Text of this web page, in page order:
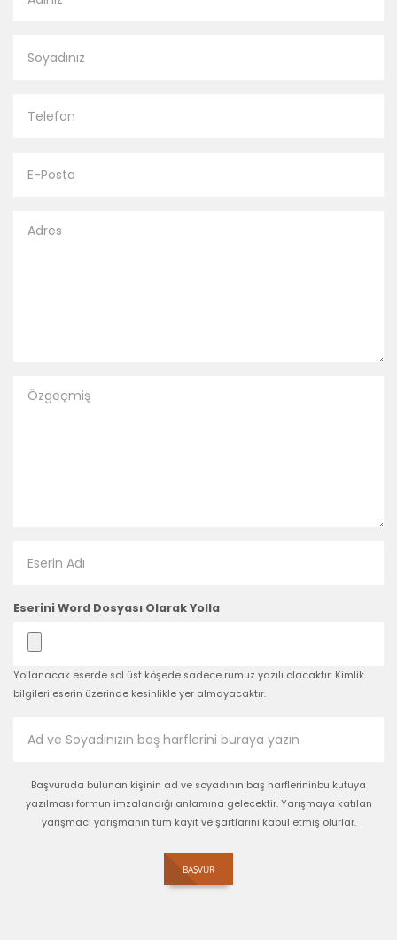
Eserini Word Dosyası Olarak Yolla
Yollanacak eserde sol üst köşede sadece rumuz yazılı olacaktır. Kimlik
bilgileri eserin üzerinde kesinlikle yer almayacaktır.
Başvuruda bulunan kişinin ad ve soyadının baş harflerininbu kutuya
yazılması formun imzalandığı anlamına gelecektir. Yarışmaya katılan
yarışmacı yarışmanın tüm kayıt ve şartlarını kabul etmiş olurlar.
BAŞVUR